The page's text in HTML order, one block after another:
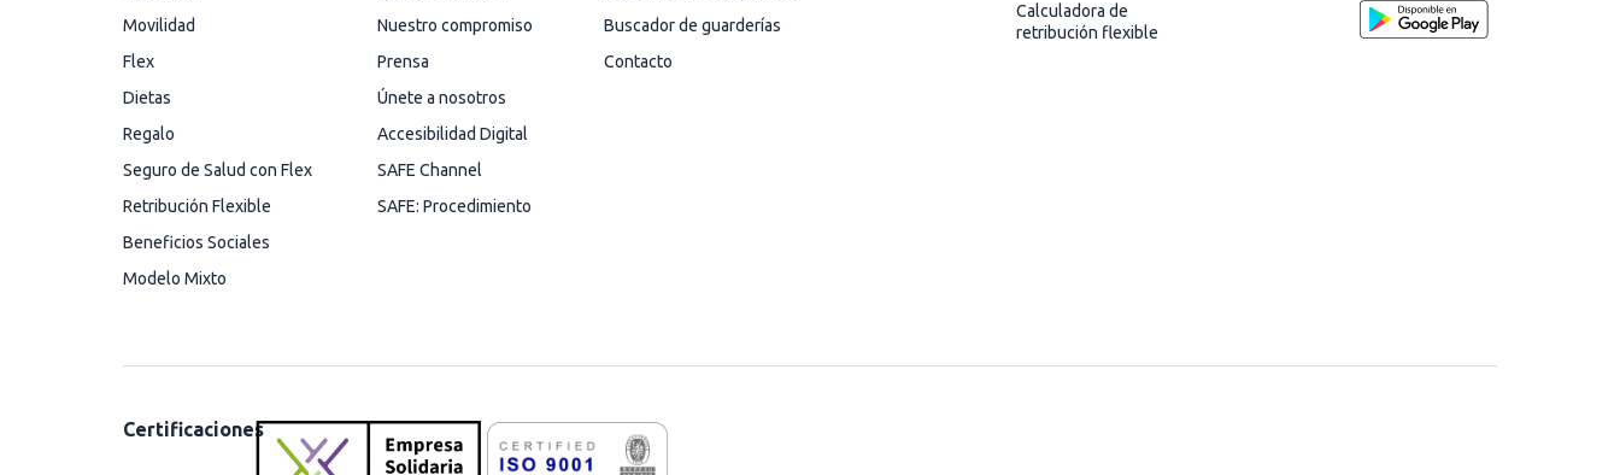
Movilidad
Flex
Dietas
Regalo
Seguro de Salud con Flex
Retribución Flexible
Beneficios Sociales
Modelo Mixto
Nuestro compromiso
Prensa
Únete a nosotros
Accesibilidad Digital
SAFE Channel
SAFE: Procedimiento
Buscador de guarderías
Contacto
Calculadora de
retribución flexible
Certificaciones